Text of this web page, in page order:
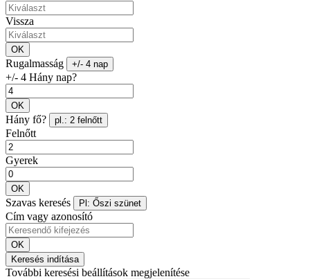
Vissza
OK
Rugalmasság +/- 4 nap
+/- 4 Hány nap?
OK
Hány fő? pl.: 2 felnőtt
Felnőtt
Gyerek
OK
Szavas keresés Pl: Őszi szünet
Cím vagy azonosító
OK
Keresés indítása
További keresési beállítások megjelenítése